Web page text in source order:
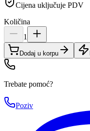
Cijena uključuje PDV
Količina
1
Dodaj u korpu
Trebate pomoć?
Poziv